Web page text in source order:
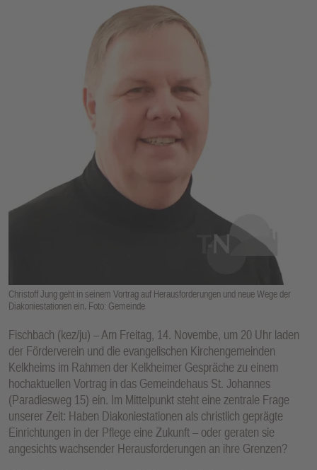
Christoff Jung geht in seinem Vortrag auf Herausforderungen und neue Wege der
Diakoniestationen ein. Foto: Gemeinde
Fischbach (kez/ju) – Am Freitag, 14. Novembe, um 20 Uhr laden
der Förderverein und die evangelischen Kirchengemeinden
Kelkheims im Rahmen der Kelkheimer Gespräche zu einem
hochaktuellen Vortrag in das Gemeindehaus St. Johannes
(Paradiesweg 15) ein. Im Mittelpunkt steht eine zentrale Frage
unserer Zeit: Haben Diakoniestationen als christlich geprägte
Einrichtungen in der Pflege eine Zukunft – oder geraten sie
angesichts wachsender Herausforderungen an ihre Grenzen?
N
K
TI